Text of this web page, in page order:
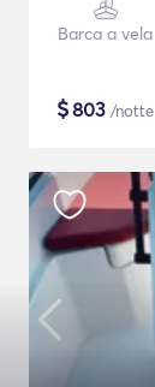
Barca a vela
$803 /notte